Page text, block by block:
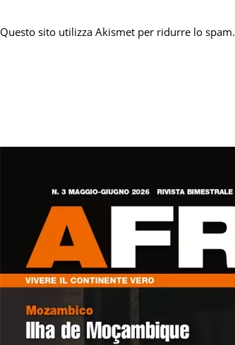
Questo sito utilizza Akismet per ridurre lo spam.